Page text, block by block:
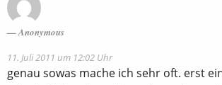
Anonymous
11. Juli 2011 um 12:02 Uhr
genau sowas mache ich sehr oft. erst